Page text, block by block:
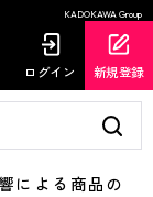
KADOKAWA Group
ログイン 新規登録
による商品の